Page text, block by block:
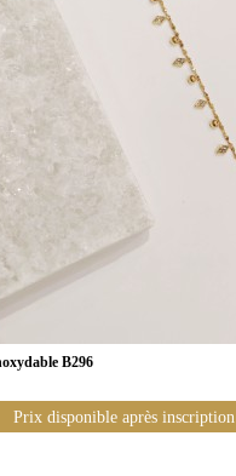
B296
Prix disponible après inscription